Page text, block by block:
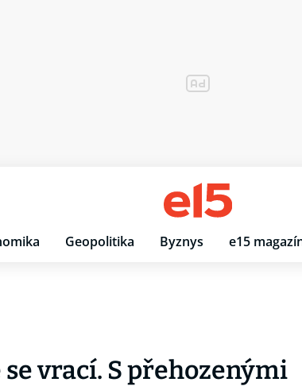
Geopolitika Byznys e15
vrací. S přehozenými